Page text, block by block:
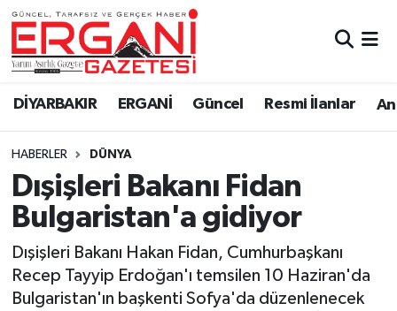
DİYARBAKIR ERGANİ Güncel Resmi İlanlar
HABERLER DÜNYA
Dışişleri Bakanı Fidan
Bulgaristan'a gidiyor
Dışişleri Bakanı Hakan Fidan, Cumhurbaşkanı
Recep Tayyip Erdoğan'ı temsilen 10 Haziran'da
Bulgaristan'ın başkenti Sofya'da düzenlenecek
DİYARBAKIR
BİSMİL
BAĞLAR
ERGANİ
Güncel
Eği̇ti̇m
Resmi İlanlar
Sağlık
Ergani Nöbetçi Eczaneler
Ergani Hava Durumu
Ergani Trafik Yoğunluk Haritası
Süper Lig Puan Durumu ve Fikstür
Tüm Manşetler
Son Dakika Haberleri